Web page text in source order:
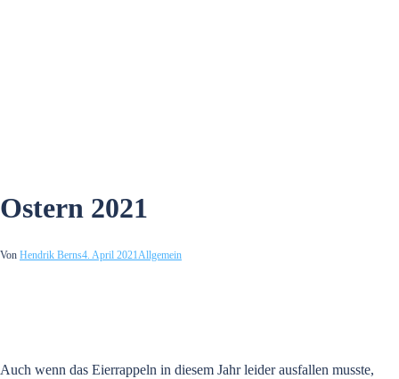
Ostern 2021
Von Hendrik Berns4. April 2021Allgemein
Auch wenn das Eierrappeln in diesem Jahr leider ausfallen musste,